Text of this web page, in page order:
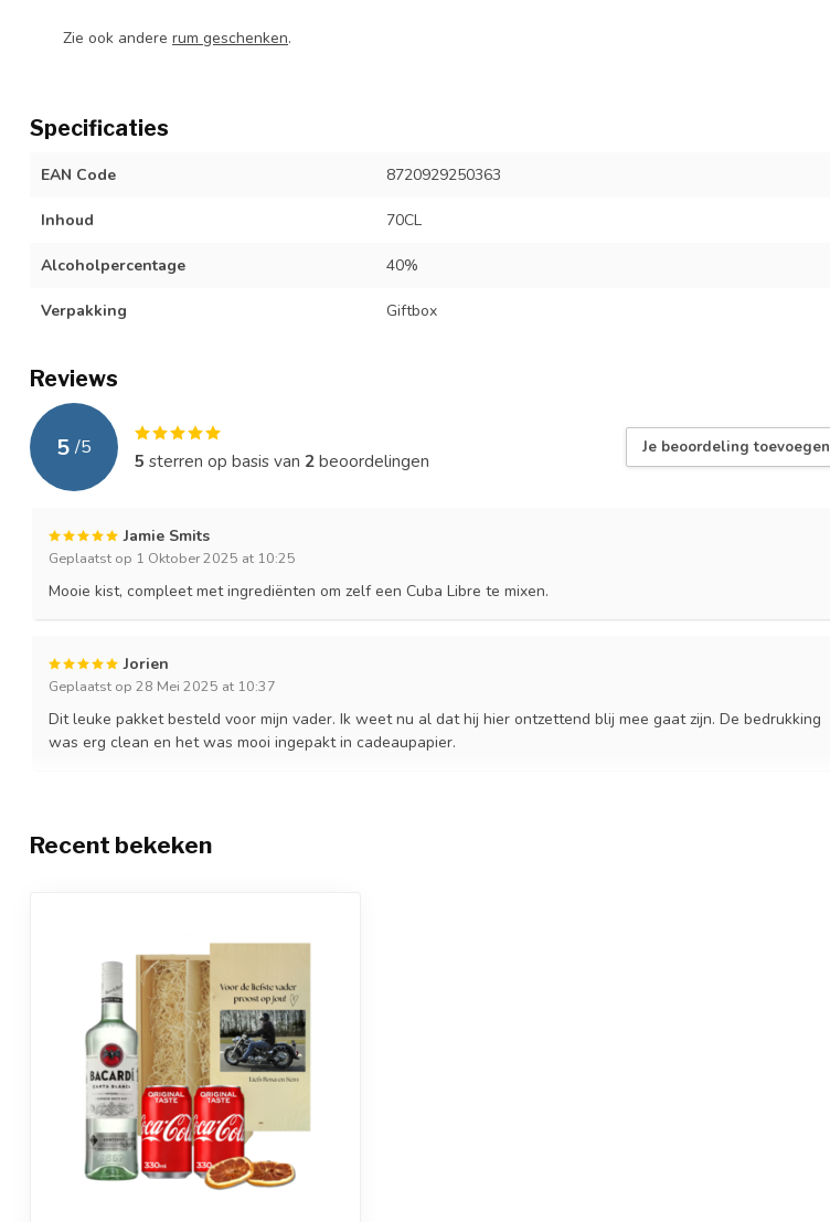
Zie ook andere rum geschenken.
Specificaties
EAN Code 8720929250363
Inhoud 70CL
Alcoholpercentage 40%
Verpakking Giftbox
Reviews
5 /5
5 sterren op basis van 2beoordelingen
Je beoordeling toevoegen
Jamie Smits
Geplaatst op 1 Oktober 2025 at 10:25
Mooie kist, compleet met ingrediënten om zelf een Cuba Libre te mixen.
Jorien
Geplaatst op 28 Mei 2025 at 10:37
Dit leuke pakket besteld voor mijn vader. Ik weet nu al dat hij hier ontzettend blij mee gaat zijn. De bedrukking
was erg clean en het was mooi ingepakt in cadeaupapier.
Recent bekeken